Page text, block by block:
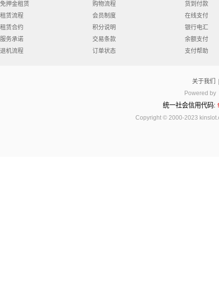
免押金租赁
租赁流程
租赁合约
服务承诺
退机流程
购物流程
会员制度
积分说明
交易条款
订单状态
货到付款
在线支付
银行电汇
余额支付
支付帮助
关于我们
Powered by
统一社会信用代码:
Copyright © 2000-2023